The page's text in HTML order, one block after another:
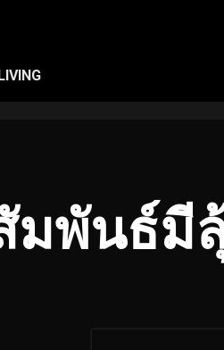
มพันธ์มี